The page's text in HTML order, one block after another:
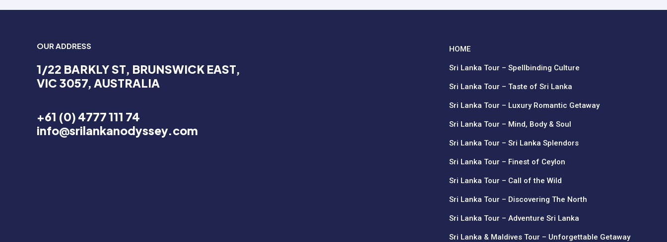
Name *
Save my name, email, and
website in this browser for the
OUR ADDRESS
1/22 BARKLY ST, BRUNSWICK EAST,
VIC 3057, AUSTRALIA
+61 (0) 4777 111 74
info@srilankanodyssey.com
HOME
Sri Lanka Tour – Spellbinding Culture
Sri Lanka Tour – Taste of Sri Lanka
Sri Lanka Tour – Luxury Romantic Getaway
Sri Lanka Tour – Mind, Body & Soul
Sri Lanka Tour – Sri Lanka Splendors
Sri Lanka Tour – Finest of Ceylon
Sri Lanka Tour – Call of the Wild
Sri Lanka Tour – Discovering The North
Sri Lanka Tour – Adventure Sri Lanka
Sri Lanka & Maldives Tour – Unforgettable Getaway